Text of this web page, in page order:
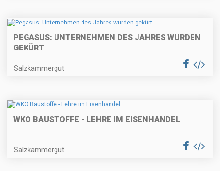
PEGASUS: UNTERNEHMEN DES JAHRES WURDEN
GEKÜRT
Salzkammergut
WKO BAUSTOFFE - LEHRE IM EISENHANDEL
Salzkammergut